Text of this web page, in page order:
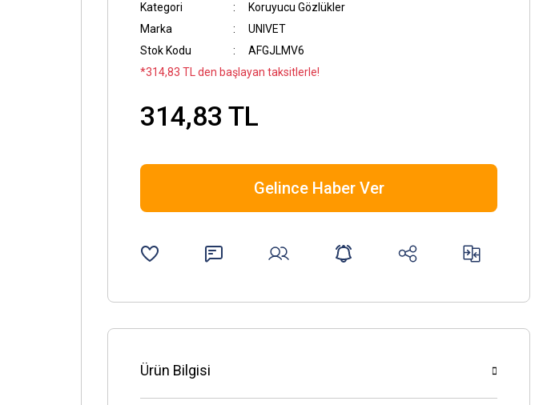
Kategori
Koruyucu Gözlükler
Marka
UNIVET
Stok Kodu
AFGJLMV6
*314,83 TL den başlayan taksitlerle!
314,83 TL
Gelince Haber Ver
Ürün Bilgisi